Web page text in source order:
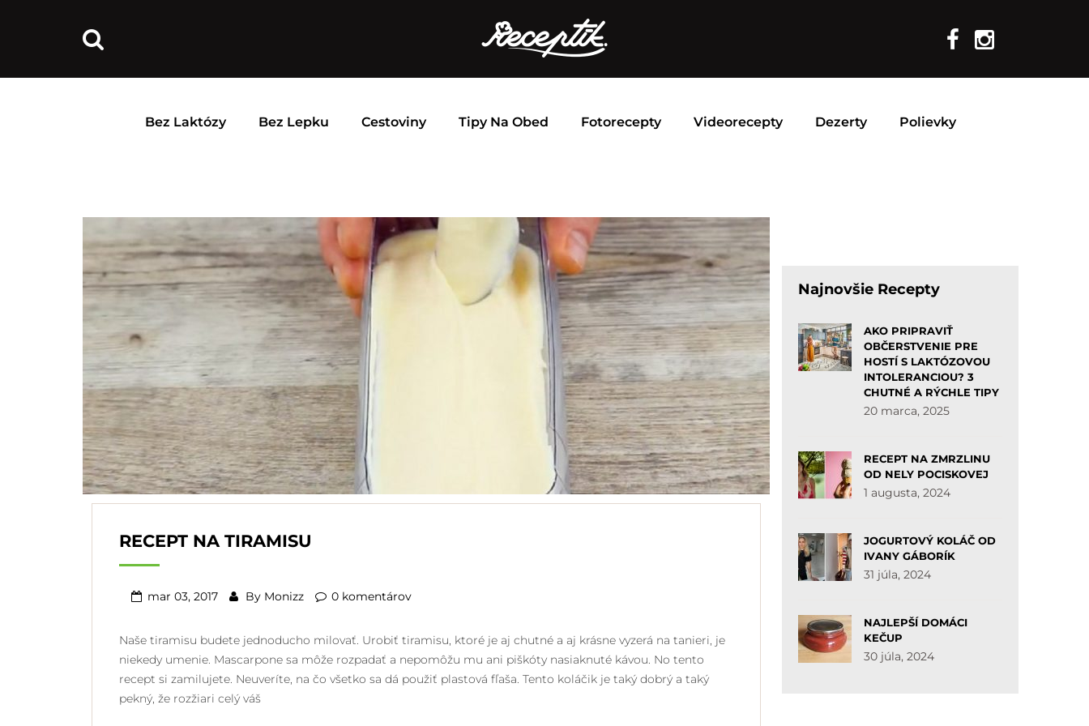
Bez Laktózy Bez Lepku Cestoviny Tipy Na Obed Fotorecepty Videorecepty Dezerty Polievky
RECEPT NA TIRAMISU
mar 03, 2017 By Monizz 0 komentárov
Naše tiramisu budete jednoducho milovať. Urobiť tiramisu, ktoré je aj chutné a aj krásne vyzerá na tanieri, je
niekedy umenie. Mascarpone sa môže rozpadať a nepomôžu mu ani piškóty nasiaknuté kávou. No tento
recept si zamilujete. Neuveríte, na čo všetko sa dá použiť plastová fľaša. Tento koláčik je taký dobrý a taký
pekný, že rozžiari celý váš
Najnovšie Recepty
AKO PRIPRAVIŤ
OBČERSTVENIE PRE
HOSTÍ S LAKTÓZOVOU
INTOLERANCIOU? 3
CHUTNÉ A RÝCHLE TIPY
20 marca, 2025
RECEPT NA ZMRZLINU
OD NELY POCISKOVEJ
1 augusta, 2024
JOGURTOVÝ KOLÁČ OD
IVANY GÁBORÍK
31 júla, 2024
NAJLEPŠÍ DOMÁCI
KEČUP
30 júla, 2024